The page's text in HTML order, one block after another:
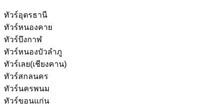
ทัวร์อุดรธานี
ทัวร์หนองคาย
ทัวร์บึงกาฬ
ทัวร์หนองบัวลำภู
ทัวร์เลย(เชียงคาน)
ทัวร์สกลนคร
ทัวร์นครพนม
ทัวร์ขอนแก่น